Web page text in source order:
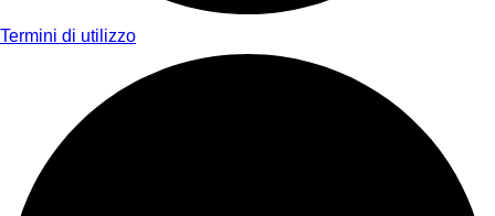
Termini di utilizzo